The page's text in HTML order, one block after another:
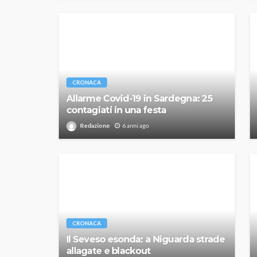
CRONACA
Allarme Covid-19 in Sardegna: 25
contagiati in una festa
Redazione 6 anni ago
CRONACA
Il Seveso esonda: a Niguarda strade
allagate e blackout